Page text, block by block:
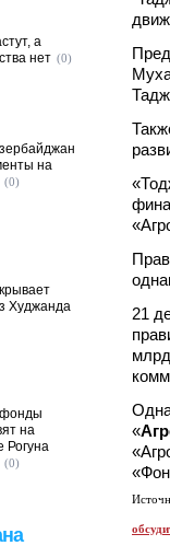
21
«
а
нет (0)
на
(0)
Худжанда
на
Рогуна
(0)